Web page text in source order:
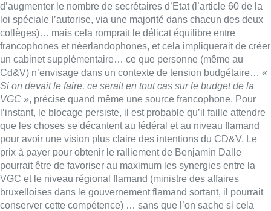
d’augmenter le nombre de secrétaires d’Etat (l’article 60 de la
loi spéciale l’autorise, via une majorité dans chacun des deux
collèges)… mais cela romprait le délicat équilibre entre
francophones et néerlandophones, et cela impliquerait de créer
un cabinet supplémentaire… ce que personne (même au
Cd&V) n’envisage dans un contexte de tension budgétaire… «
Si on devait le faire, ce serait en tout cas sur le budget de la
VGC », précise quand même une source francophone. Pour
l’instant, le blocage persiste, il est probable qu’il faille attendre
que les choses se décantent au fédéral et au niveau flamand
pour avoir une vision plus claire des intentions du CD&V. Le
prix à payer pour obtenir le ralliement de Benjamin Dalle
pourrait être de favoriser au maximum les synergies entre la
VGC et le niveau régional flamand (ministre des affaires
bruxelloises dans le gouvernement flamand sortant, il pourrait
conserver cette compétence) … sans que l’on sache si cela